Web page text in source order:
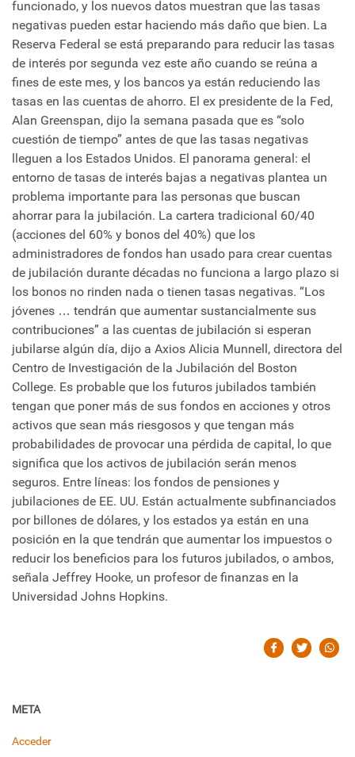
funcionado, y los nuevos datos muestran que las tasas
negativas pueden estar haciendo más daño que bien. La
Reserva Federal se está preparando para reducir las tasas
de interés por segunda vez este año cuando se reúna a
fines de este mes, y los bancos ya están reduciendo las
tasas en las cuentas de ahorro. El ex presidente de la Fed,
Alan Greenspan, dijo la semana pasada que es “solo
cuestión de tiempo” antes de que las tasas negativas
lleguen a los Estados Unidos. El panorama general: el
entorno de tasas de interés bajas a negativas plantea un
problema importante para las personas que buscan
ahorrar para la jubilación. La cartera tradicional 60/40
(acciones del 60% y bonos del 40%) que los
administradores de fondos han usado para crear cuentas
de jubilación durante décadas no funciona a largo plazo si
los bonos no rinden nada o tienen tasas negativas. “Los
jóvenes … tendrán que aumentar sustancialmente sus
contribuciones” a las cuentas de jubilación si esperan
jubilarse algún día, dijo a Axios Alicia Munnell, directora del
Centro de Investigación de la Jubilación del Boston
College. Es probable que los futuros jubilados también
tengan que poner más de sus fondos en acciones y otros
activos que sean más riesgosos y que tengan más
probabilidades de provocar una pérdida de capital, lo que
significa que los activos de jubilación serán menos
seguros. Entre líneas: los fondos de pensiones y
jubilaciones de EE. UU. Están actualmente subfinanciados
por billones de dólares, y los estados ya están en una
posición en la que tendrán que aumentar los impuestos o
reducir los beneficios para los futuros jubilados, o ambos,
señala Jeffrey Hooke, un profesor de finanzas en la
Universidad Johns Hopkins.
META
Acceder